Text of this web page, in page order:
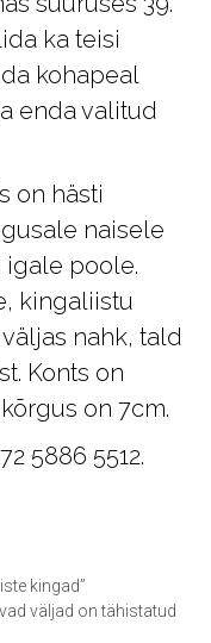
ka teisi
kohapeal
enda valitud
on hästi
naisele
poole.
kingaliistu
nahk, tald
Konts on
on 7cm.
5886 5512.
kingad”
väljad on tähistatud